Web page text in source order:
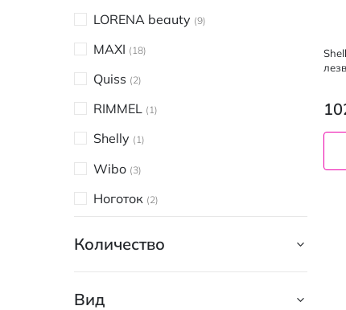
LORENA beauty 9
MAXI 18
Quiss 2
RIMMEL 1
Shelly 1
Wibo 3
Ноготок 2
Количество
Вид